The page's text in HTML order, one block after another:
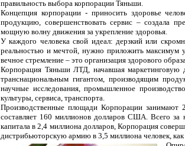
правильность выбора корпорации Тяньши.
Концепция корпорации - приносить здоровье
продукцию, совершенствовать сервис – создала
мощную волну движения за укрепление здоровья.
У каждого человека свой идеал: дерзкий или
реальностью и мечтой, нужно приложить
вечное стремление – это организация здорового
Корпорация Тяньши ЛТД, начавшая маркетинговую
транснациональным гигантом, производящим
научные исследования, промышленное
культуры, сервиса, транспорта.
Производственные площади Корпорации
составляет 160 миллионов долларов США. Всего за
капитала в 2,4 миллиона долларов, Корпорация
дистрибьюторскую армию в 3,5 миллиона человек,